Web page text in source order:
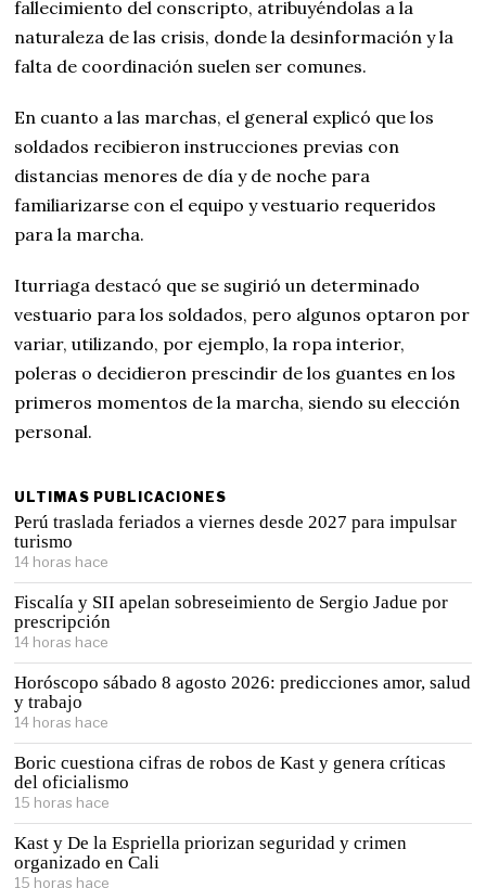
fallecimiento del conscripto, atribuyéndolas a la
naturaleza de las crisis, donde la desinformación y la
falta de coordinación suelen ser comunes.
En cuanto a las marchas, el general explicó que los
soldados recibieron instrucciones previas con
distancias menores de día y de noche para
familiarizarse con el equipo y vestuario requeridos
para la marcha.
Iturriaga destacó que se sugirió un determinado
vestuario para los soldados, pero algunos optaron por
variar, utilizando, por ejemplo, la ropa interior,
poleras o decidieron prescindir de los guantes en los
primeros momentos de la marcha, siendo su elección
personal.
ULTIMAS PUBLICACIONES
Perú traslada feriados a viernes desde 2027 para impulsar
turismo
14 horas hace
Fiscalía y SII apelan sobreseimiento de Sergio Jadue por
prescripción
14 horas hace
Horóscopo sábado 8 agosto 2026: predicciones amor, salud
y trabajo
14 horas hace
Boric cuestiona cifras de robos de Kast y genera críticas
del oficialismo
15 horas hace
Kast y De la Espriella priorizan seguridad y crimen
organizado en Cali
15 horas hace